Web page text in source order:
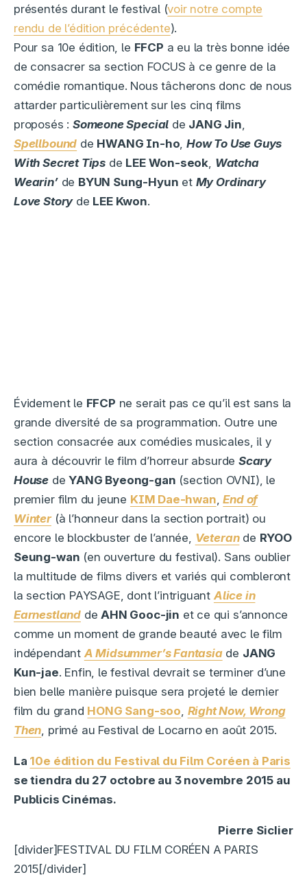
présentés durant le festival (voir notre compte
rendu de l’édition précédente).
Pour sa 10e édition, le FFCP a eu la très bonne idée
de consacrer sa section FOCUS à ce genre de la
comédie romantique. Nous tâcherons donc de nous
attarder particulièrement sur les cinq films
proposés : Someone Special de JANG Jin,
Spellbound de HWANG In-ho, How To Use Guys
With Secret Tips de LEE Won-seok, Watcha
Wearin’de BYUN Sung-Hyun et My Ordinary
Love Storyde LEE Kwon.
Évidement le FFCP ne serait pas ce qu’il est sans la
grande diversité de sa programmation. Outre une
section consacrée aux comédies musicales, il y
aura à découvrir le film d’horreur absurde Scary
House deYANG Byeong-gan (section OVNI), le
premier film du jeune KIM Dae-hwan,End of
Winter(à l’honneur dans la section portrait) ou
encore le blockbuster de l’année, Veterande RYOO
Seung-wan (en ouverture du festival). Sans oublier
la multitude de films divers et variés qui combleront
la section PAYSAGE, dont l’intriguantAlice in
EarnestlanddeAHN Gooc-jin et ce qui s’annonce
comme un moment de grande beauté avec le film
indépendantA Midsummer’s Fantasiade JANG
Kun-jae. Enfin, le festival devrait se terminer d’une
bien belle manière puisque sera projeté le dernier
film du grand HONG Sang-soo, Right Now, Wrong
Then, primé au Festival de Locarno en août 2015.
La 10e édition du Festival du Film Coréen à Paris
se tiendra du 27 octobre au 3 novembre 2015 au
Publicis Cinémas.
Pierre Siclier
[divider]FESTIVAL DU FILM CORÉEN A PARIS
2015[/divider]